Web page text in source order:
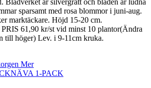
Bladverket är silvergrått och bladen är ludna
sparsamt med rosa blommor i juni-aug.
marktäckare. Höjd 15-20 cm.
61,90 kr/st vid minst 10 plantor(Ändra
till höger) Lev. i 9-11cm kruka.
Mer